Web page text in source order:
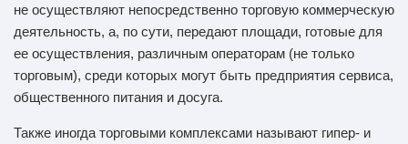
не осуществляют непосредственно торговую коммерческую
деятельность, а, по сути, передают площади, готовые для
ее осуществления, различным операторам (не только
торговым), среди которых могут быть предприятия сервиса,
общественного питания и досуга.
Также иногда торговыми комплексами называют гипер- и